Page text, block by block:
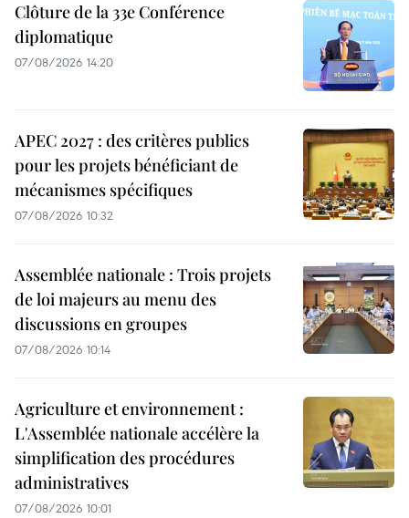
Clôture de la 33e Conférence
diplomatique
07/08/2026 14:20
APEC 2027 : des critères publics
pour les projets bénéficiant de
mécanismes spécifiques
07/08/2026 10:32
Assemblée nationale : Trois projets
de loi majeurs au menu des
discussions en groupes
07/08/2026 10:14
Agriculture et environnement :
L'Assemblée nationale accélère la
simplification des procédures
administratives
07/08/2026 10:01